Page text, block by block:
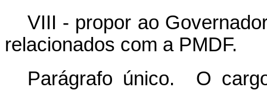
VIII - propor ao
relacionados com a PMDF.
Parágrafo único. O